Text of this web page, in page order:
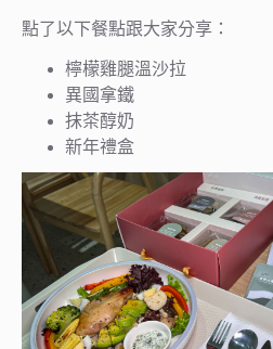
點了以下餐點跟大家分享：
檸檬雞腿溫沙拉
異國拿鐵
抹茶醇奶
新年禮盒